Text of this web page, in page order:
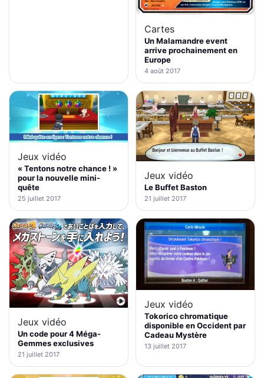
Cartes
Un Malamandre event
arrive prochainement en
Europe
4 août 2017
Jeux vidéo
« Tentons notre chance ! »
pour la nouvelle mini-
quête
25 juillet 2017
Jeux vidéo
Le Buffet Baston
21 juillet 2017
Jeux vidéo
Un code pour 4 Méga-
Gemmes exclusives
21 juillet 2017
Jeux vidéo
Tokorico chromatique
disponible en Occident par
Cadeau Mystère
13 juillet 2017